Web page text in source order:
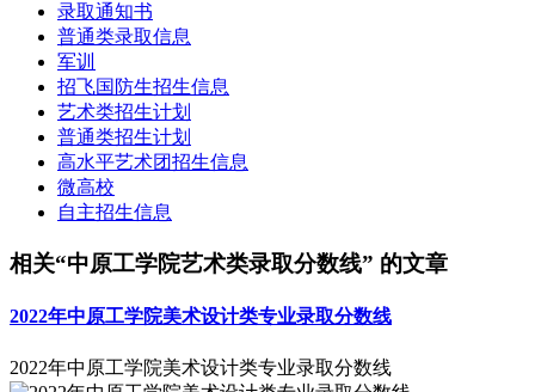
录取通知书
普通类录取信息
军训
招飞国防生招生信息
艺术类招生计划
普通类招生计划
高水平艺术团招生信息
微高校
自主招生信息
相关“中原工学院艺术类录取分数线” 的文章
2022年中原工学院美术设计类专业录取分数线
2022年中原工学院美术设计类专业录取分数线